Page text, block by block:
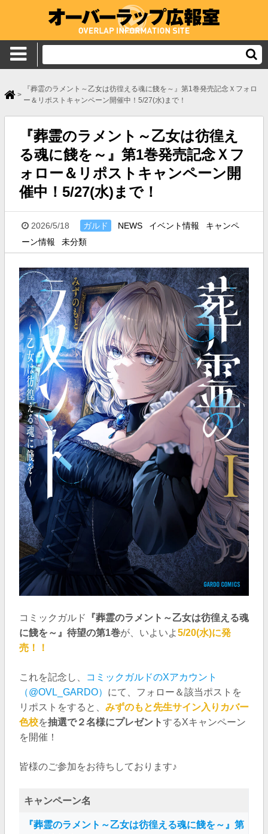
>
『葬霊のラメント～乙女は彷徨える魂に餞を～』第1巻発売記念Ｘフォロ
ー＆リポストキャンペーン開催中！5/27(水)まで！
『葬霊のラメント～乙女は彷徨え
る魂に餞を～』第1巻発売記念Ｘフ
ォロー＆リポストキャンペーン開
催中！5/27(水)まで！
2026/5/18 ガルド NEWS イベント情報
キャンペ
ーン情報
未分類
コミックガルド
『葬霊のラメント～乙女は彷徨える魂
に餞を～』待望の第1巻が、いよいよ5/20(水)に発
売！！
これを記念し、
コミックガルドのXアカウント
（@OVL_GARDO） にて、フォロー＆該当ポストを
リポストをすると、 みずのもと先生サイン入りカバー
色校を抽選で２名様にプレゼントするXキャンペーン
を開催！
皆様のご参加をお待ちしております♪
キャンペーン名
『葬霊のラメント～乙女は彷徨える魂に餞を～』第